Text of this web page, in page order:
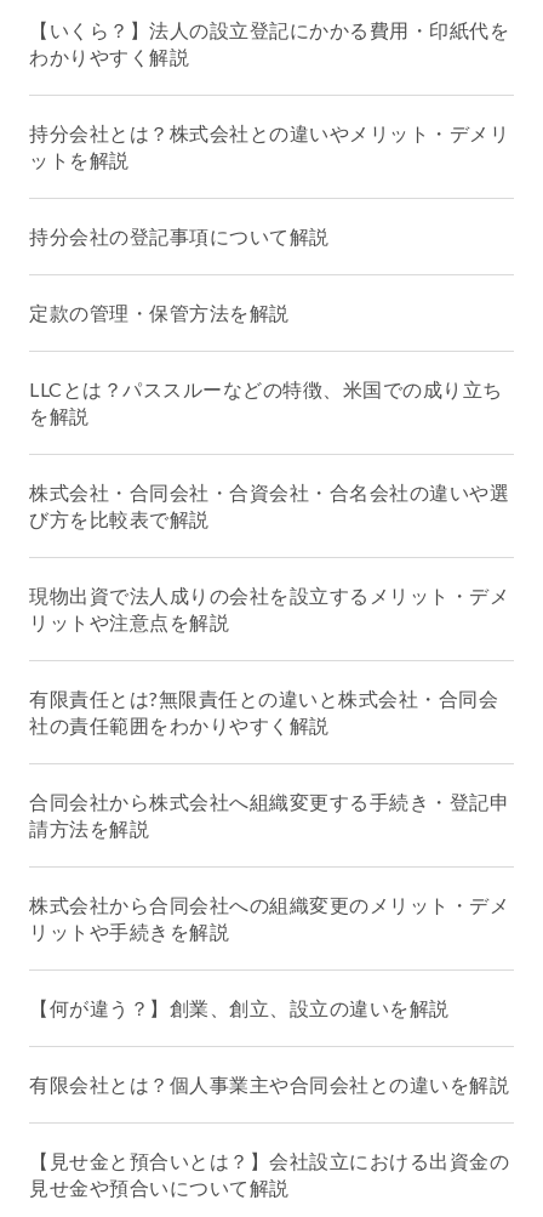
【いくら？】法人の設立登記にかかる費用・印紙代を
わかりやすく解説
持分会社とは？株式会社との違いやメリット・デメリ
ットを解説
持分会社の登記事項について解説
定款の管理・保管方法を解説
LLCとは？パススルーなどの特徴、米国での成り立ち
を解説
株式会社・合同会社・合資会社・合名会社の違いや選
び方を比較表で解説
現物出資で法人成りの会社を設立するメリット・デメ
リットや注意点を解説
有限責任とは?無限責任との違いと株式会社・合同会
社の責任範囲をわかりやすく解説
合同会社から株式会社へ組織変更する手続き・登記申
請方法を解説
株式会社から合同会社への組織変更のメリット・デメ
リットや手続きを解説
【何が違う？】創業、創立、設立の違いを解説
有限会社とは？個人事業主や合同会社との違いを解説
【見せ金と預合いとは？】会社設立における出資金の
見せ金や預合いについて解説